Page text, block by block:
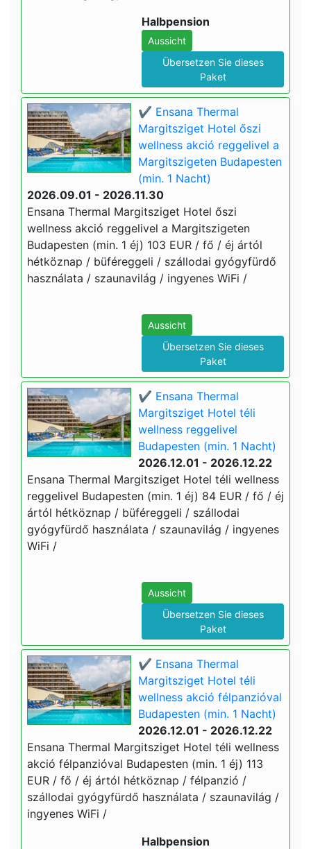
Halbpension
Aussicht
Übersetzen Sie dieses
Paket
✔️ Ensana Thermal
Margitsziget Hotel őszi
wellness akció reggelivel a
Margitszigeten Budapesten
(min. 1 Nacht)
2026.09.01 - 2026.11.30
Ensana Thermal Margitsziget Hotel őszi
wellness akció reggelivel a Margitszigeten
Budapesten (min. 1 éj) 103 EUR / fő / éj ártól
hétköznap / büféreggeli / szállodai gyógyfürdő
használata / szaunavilág / ingyenes WiFi /
Aussicht
Übersetzen Sie dieses
Paket
✔️ Ensana Thermal
Margitsziget Hotel téli
wellness reggelivel
Budapesten (min. 1 Nacht)
2026.12.01 - 2026.12.22
Ensana Thermal Margitsziget Hotel téli wellness
reggelivel Budapesten (min. 1 éj) 84 EUR / fő / éj
ártól hétköznap / büféreggeli / szállodai
gyógyfürdő használata / szaunavilág / ingyenes
WiFi /
Aussicht
Übersetzen Sie dieses
Paket
✔️ Ensana Thermal
Margitsziget Hotel téli
wellness akció félpanzióval
Budapesten (min. 1 Nacht)
2026.12.01 - 2026.12.22
Ensana Thermal Margitsziget Hotel téli wellness
akció félpanzióval Budapesten (min. 1 éj) 113
EUR / fő / éj ártól hétköznap / félpanzió /
szállodai gyógyfürdő használata / szaunavilág /
ingyenes WiFi /
Halbpension